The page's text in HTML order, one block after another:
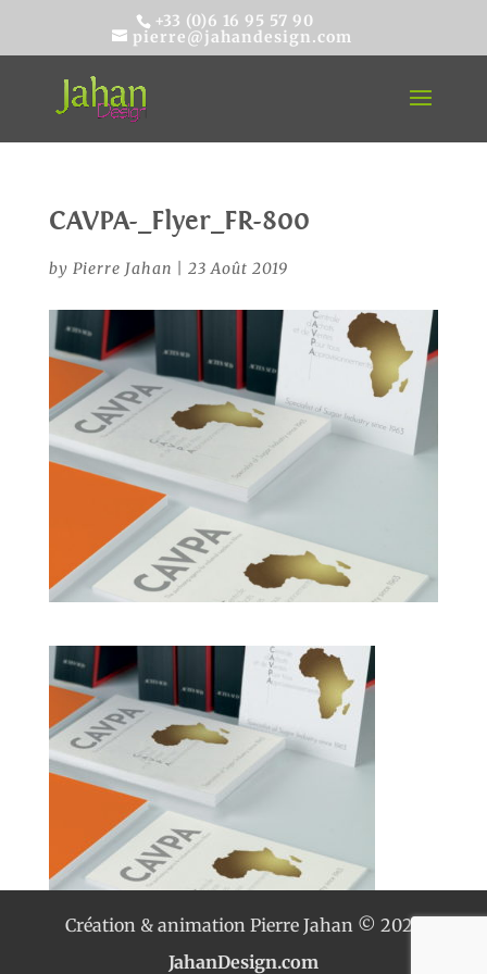
+33 (0)6 16 95 57 90
pierre@jahandesign.com
CAVPA-_Flyer_FR-800
by Pierre Jahan 23 Août 2019
Création & animation Pierre Jahan © 2023
JahanDesign.com